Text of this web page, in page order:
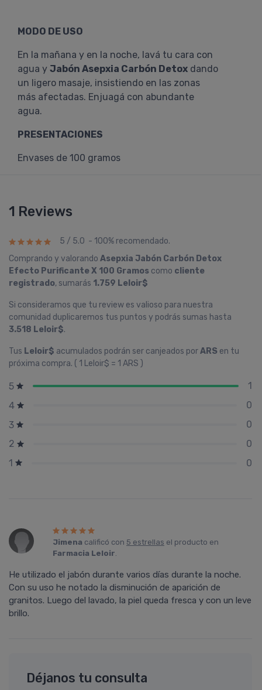
MODO DE USO
En la mañana y en la noche, lavá tu cara con
agua y Jabón Asepxia Carbón Detox dando
un ligero masaje, insistiendo en las zonas
más afectadas. Enjuagá con abundante
agua.
PRESENTACIONES
Envases de 100 gramos
1 Reviews
5 / 5.0 - 100% recomendado.
Comprando y valorando Asepxia Jabón Carbón Detox
Efecto Purificante X 100 Gramos como cliente
registrado, sumarás 1.759 Leloir$
Si consideramos que tu review es valioso para nuestra
comunidad duplicaremos tus puntos y podrás sumas hasta
3.518 Leloir$.
Tus Leloir$ acumulados podrán ser canjeados porARS en tu
próxima compra. ( 1 Leloir$ = 1 ARS )
5
1
4
0
3
0
2
0
1
0
Jimena calificó con 5 estrellas el producto en
Farmacia Leloir.
He utilizado el jabón durante varios días durante la noche.
Con su uso he notado la disminución de aparición de
granitos. Luego del lavado, la piel queda fresca y con un leve
brillo.
Déjanos tu consulta